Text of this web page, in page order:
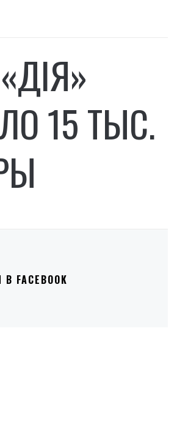
15 ТЫС.
FACEBOOK